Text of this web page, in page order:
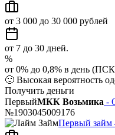
от 3 000 до 30 000 рублей
от 7 до 30 дней.
%
от 0% до 0,8% в день
🙂 Высокая вероятность
Получить деньги
ПервыйМКК Возьмика -
№1903045009176
Первый займ